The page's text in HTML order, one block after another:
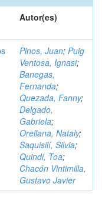
Autor(es)
Pinos, Juan; Puig
Ventosa, Ignasi;
Banegas,
Fernanda;
Quezada, Fanny;
Delgado,
Gabriela;
Orellana, Nataly;
Saquisilí, Silvia;
Quindi, Toa;
Chacón Vintimilla,
Gustavo Javier